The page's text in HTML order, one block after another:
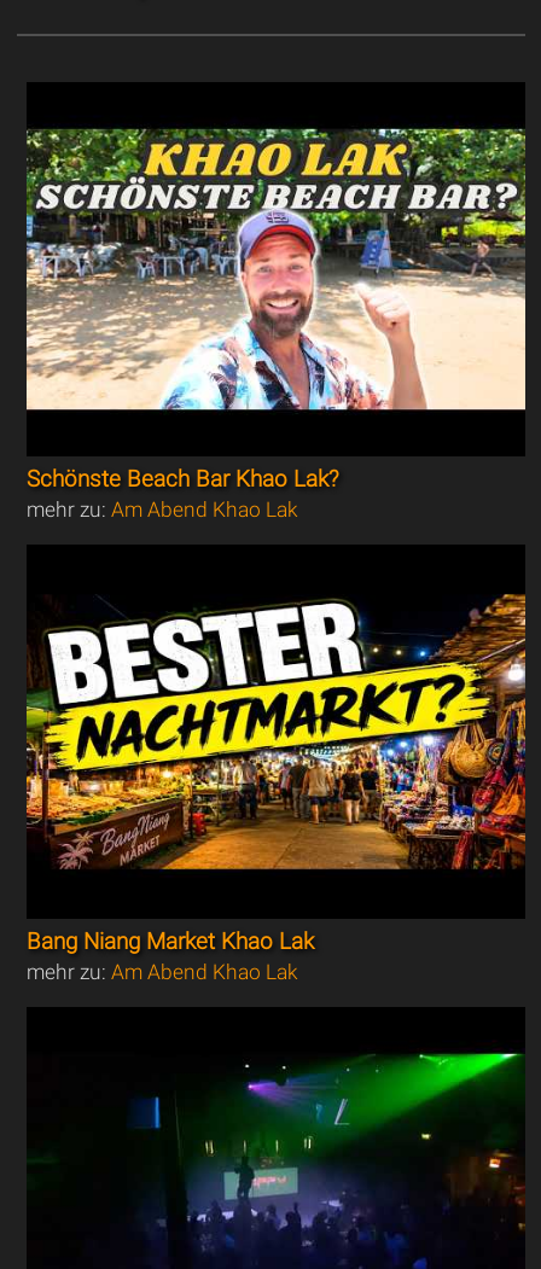
Schönste Beach Bar Khao Lak?
mehr zu:Am Abend Khao Lak
Bang Niang Market Khao Lak
mehr zu:Am Abend Khao Lak